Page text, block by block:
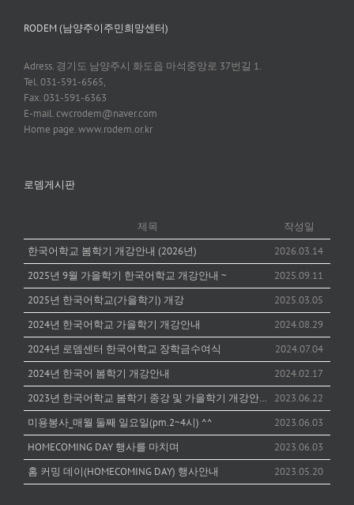
RODEM (남양주이주민희망센터)
Adress. 경기도 남양주시 화도읍 마석중앙로 37번길 1.
Tel. 031-591-6565,
Fax. 031-591-6363
E-mail. cwcrodem@naver.com
Home page. www.rodem.or.kr
로뎀게시판
제목 작성일
한국어학교 봄학기 개강안내 (2026년)
2026.03.14
2025년 9월 가을학기 한국어학교 개강안내 ~
2025.09.11
2025년 한국어학교(가을학기) 개강
2025.03.05
2024년 한국어학교 가을학기 개강안내
2024.08.29
2024년 로뎀센터 한국어학교 장학금수여식
2024.07.04
2024년 한국어 봄학기 개강안내
2024.02.17
2023년 한국어학교 봄학기 종강 및 가을학기 개강안내
2023.06.22
미용봉사_매월 둘째 일요일(pm.2~4시) ^^
2023.06.03
HOMECOMING DAY 행사를 마치며
2023.06.03
홈 커밍 데이(HOMECOMING DAY) 행사안내
2023.05.20